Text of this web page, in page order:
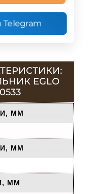
Telegram
EGLO
ММ
ММ
ММ